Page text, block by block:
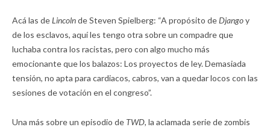
Acá las deLincolnde Steven Spielberg: “A propósito deDjangoy
de los esclavos, aquí les tengo otra sobre un compadre que
luchaba contra los racistas, pero con algo mucho más
emocionante que los balazos: Los proyectos de ley. Demasiada
tensión, no apta para cardiacos, cabros, van a quedar locos con las
sesiones de votación en el congreso”.
Una más sobre un episodio de TWD, la aclamada serie de zombis